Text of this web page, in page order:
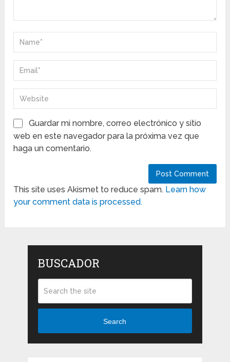
Guardar mi nombre, correo electrónico y sitio
web en este navegador para la próxima vez que
haga un comentario.
This site uses Akismet to reduce spam. Learn how
your comment data is processed.
BUSCADOR
Search